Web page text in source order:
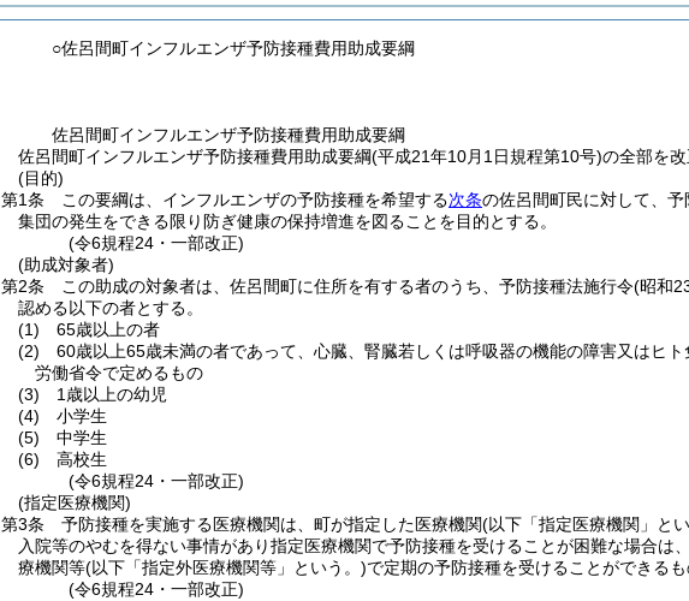
○佐呂間町インフルエンザ予防接種費用助成要綱
佐呂間町インフルエンザ予防接種費用助成要綱
佐呂間町インフルエンザ予防接種費用助成要綱(平成21年10月1日規程第10号)の全部を改
(目的)
第1条
この要綱は、インフルエンザの予防接種を希望する次条の佐呂間町民に対して、
集団の発生をできる限り防ぎ健康の保持増進を図ることを目的とする。
(令6規程24・一部改正)
(助成対象者)
第2条
この助成の対象者は、佐呂間町に住所を有する者のうち、予防接種法施行令(昭和
認める以下の者とする。
(1)
65歳以上の者
(2)
60歳以上65歳未満の者であって、心臓、腎臓若しくは呼吸器の機能の障害又はヒ
労働省令で定めるもの
(3)
1歳以上の幼児
(4)
小学生
(5)
中学生
(6)
高校生
(令6規程24・一部改正)
(指定医療機関)
第3条
予防接種を実施する医療機関は、町が指定した医療機関(以下「指定医療機関」と
入院等のやむを得ない事情があり指定医療機関で予防接種を受けることが困難な場合
療機関等(以下「指定外医療機関等」という。)で定期の予防接種を受けることができるも
(令6規程24・一部改正)